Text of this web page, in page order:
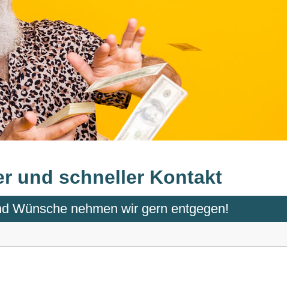
und schneller Kontakt
Wünsche nehmen wir gern entgegen!